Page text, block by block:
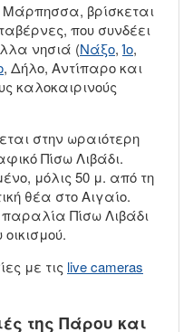
βρίσκεται
που συνδέει
νησιά (Νάξο,Ίο,
, Δήλο, Αντίπαρο και
καλοκαιρινούς
στην ωραιότερη
Πίσω Λιβάδι.
μόλις 50 μ. από τη
θέα στο Αιγαίο.
Πίσω Λιβάδι
με τις live cameras
της Πάρου και